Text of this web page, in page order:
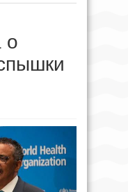
о